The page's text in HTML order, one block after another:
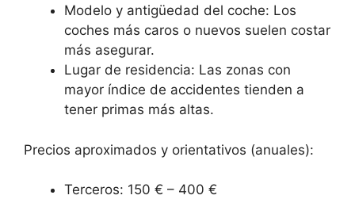
Modelo y antigüedad del coche: Los
coches más caros o nuevos suelen costar
más asegurar.
Lugar de residencia: Las zonas con
mayor índice de accidentes tienden a
tener primas más altas.
Precios aproximados y orientativos (anuales):
Terceros: 150 € – 400 €